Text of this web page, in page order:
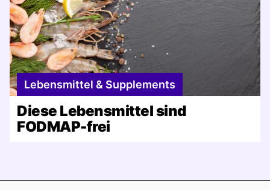
Lebensmittel & Supplements
Diese Lebensmittel sind
FODMAP-frei